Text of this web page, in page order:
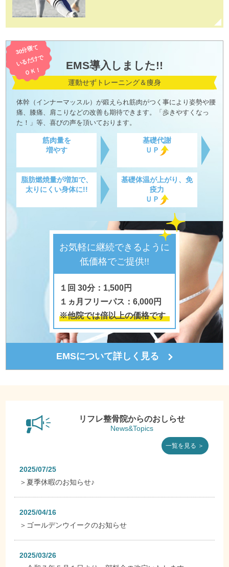
30分寝て
いるだけで
ＯＫ！
EMS導入しました!!
運動せずトレーニング＆痩身
体幹（インナーマッスル）が鍛えられ筋肉がつく事により姿勢や腰
痛、膝痛、肩こりなどの改善も期待できます。「歩きやすくなっ
た！」等、喜びの声を頂いております。
筋肉量を
増やす
基礎代謝
ＵＰ
脂肪燃焼量が増加で、
太りにくい身体に!!
基礎体温が上がり、免
疫力
ＵＰ
お気軽に継続できるように
低価格でご提供!!
１回 30分：1,500円
１ヵ月フリーパス：6,000円
※他院では倍以上の価格です
EMSについて詳しく見る
リフレ整骨院からのおしらせ
News&Topics
一覧を見る ＞
2025/07/25
＞ 夏季休暇のお知らせ♪
2025/04/16
＞ ゴールデンウイークのお知らせ
2025/03/26